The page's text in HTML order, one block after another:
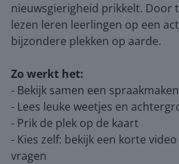
nieuwsgierigheid prikkelt. Door
lezen leren leerlingen op een
bijzondere plekken op aarde.
Zo werkt het:
- Bekijk samen een
- Lees leuke weetjes en
- Prik de plek op de kaart
- Kies zelf: bekijk een korte
vragen